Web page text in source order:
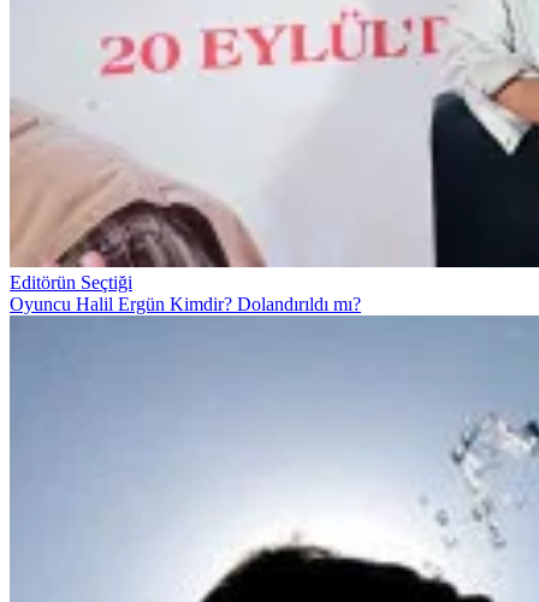
Editörün Seçtiği
Oyuncu Halil Ergün Kimdir? Dolandırıldı mı?